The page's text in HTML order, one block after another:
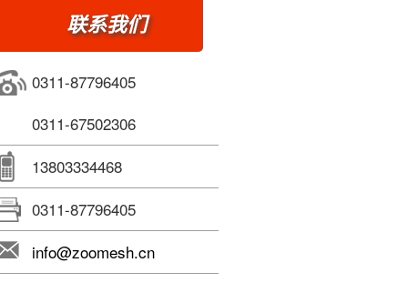
联系我们
0311-87796405
0311-67502306
13803334468
0311-87796405
info@zoomesh.cn